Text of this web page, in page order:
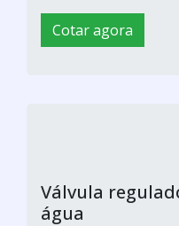
Cotar agora
Válvula
água